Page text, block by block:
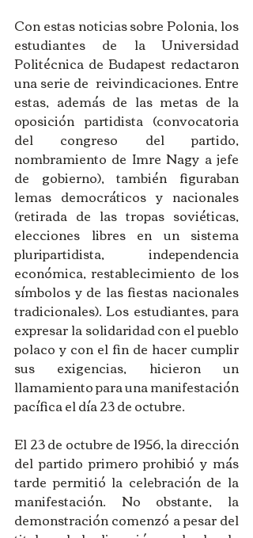
Con estas noticias sobre Polonia, los
estudiantes de la Universidad
Politécnica de Budapest redactaron
una serie de  reivindicaciones. Entre
estas, además de las metas de la
oposición partidista (convocatoria
del congreso del partido,
nombramiento de Imre Nagy a jefe
de gobierno), también figuraban
lemas democráticos y nacionales
(retirada de las tropas soviéticas,
elecciones libres en un sistema
pluripartidista, independencia
económica, restablecimiento de los
símbolos y de las fiestas nacionales
tradicionales). Los estudiantes, para
expresar la solidaridad con el pueblo
polaco y con el fin de hacer cumplir
sus exigencias, hicieron un
llamamiento para una manifestación
pacífica el día 23 de octubre.
El 23 de octubre de 1956, la dirección
del partido primero prohibió y más
tarde permitió la celebración de la
manifestación. No obstante, la
demonstración comenzó a pesar del